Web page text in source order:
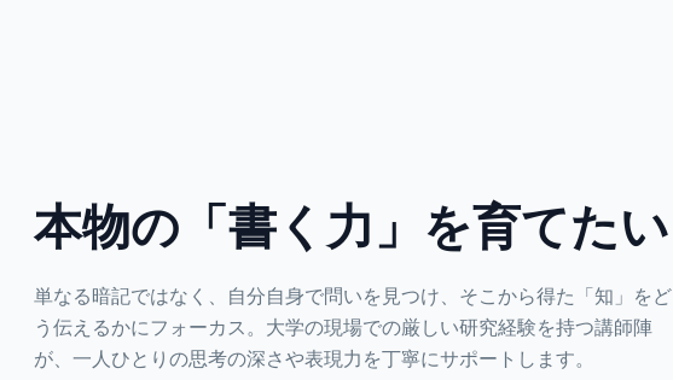
本物の「書く力」を育てたい
単なる暗記ではなく、自分自身で問いを見つけ、そこから得た「知」をど
う伝えるかにフォーカス。大学の現場での厳しい研究経験を持つ講師陣
が、一人ひとりの思考の深さや表現力を丁寧にサポートします。